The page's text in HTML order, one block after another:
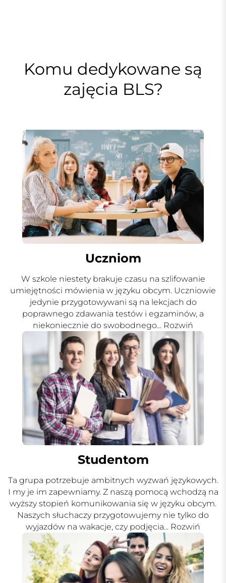
Komu dedykowane są
zajęcia BLS?
Uczniom
W szkole niestety brakuje czasu na szlifowanie
umiejętności mówienia w języku obcym. Uczniowie
jedynie przygotowywani są na lekcjach do
poprawnego zdawania testów i egzaminów, a
niekoniecznie do swobodnego... Rozwiń
Studentom
Ta grupa potrzebuje ambitnych wyzwań językowych.
I my je im zapewniamy. Z naszą pomocą wchodzą na
wyższy stopień komunikowania się w języku obcym.
Naszych słuchaczy przygotowujemy nie tylko do
wyjazdów na wakacje, czy podjęcia... Rozwiń